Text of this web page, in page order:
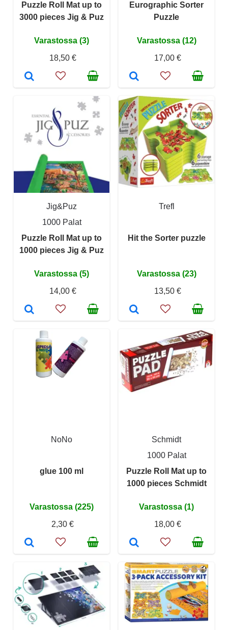
Puzzle Roll Mat up to
3000 pieces Jig & Puz
Varastossa (3)
18,50 €
Eurographic Sorter
Puzzle
Varastossa (12)
17,00 €
Jig&Puz
1000 Palat
Puzzle Roll Mat up to
1000 pieces Jig & Puz
Varastossa (5)
14,00 €
Trefl
Hit the Sorter puzzle
Varastossa (23)
13,50 €
NoNo
glue 100 ml
Varastossa (225)
2,30 €
Schmidt
1000 Palat
Puzzle Roll Mat up to
1000 pieces Schmidt
Varastossa (1)
18,00 €